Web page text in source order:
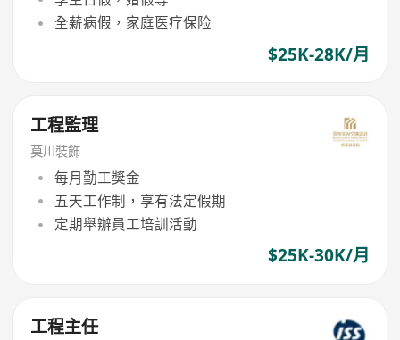
全薪病假，家庭医疗保险
$25K-28K/月
工程監理
莫川裝飾
每月勤工獎金
五天工作制，享有法定假期
定期舉辦員工培訓活動
$25K-30K/月
工程主任